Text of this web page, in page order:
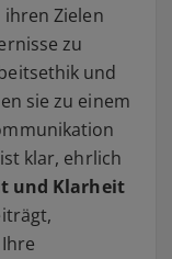
ihren Zielen
zu
und
sie zu einem
klar, ehrlich
und Klarheit